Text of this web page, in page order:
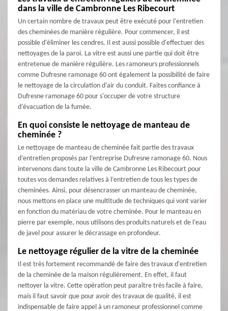
dans la ville de Cambronne Les Ribecourt
Un certain nombre de travaux peut être exécuté pour l'entretien
des cheminées de manière régulière. Pour commencer, il est
possible d'éliminer les cendres. Il est aussi possible d'effectuer des
nettoyages de la paroi. La vitre est aussi une partie qui doit être
entretenue de manière régulière. Les ramoneurs professionnels
comme Dufresne ramonage 60 ont également la possibilité de faire
le nettoyage de la circulation d'air du conduit. Faites confiance à
Dufresne ramonage 60 pour s'occuper de votre structure
d'évacuation de la fumée.
En quoi consiste le nettoyage de manteau de
cheminée ?
Le nettoyage de manteau de cheminée fait partie des travaux
d’entretien proposés par l’entreprise Dufresne ramonage 60. Nous
intervenons dans toute la ville de Cambronne Les Ribecourt pour
toutes vos demandes relatives à l’entretien de tous les types de
cheminées. Ainsi, pour désencrasser un manteau de cheminée,
nous mettons en place une multitude de techniques qui vont varier
en fonction du matériau de votre cheminée. Pour le manteau en
pierre par exemple, nous utilisons des produits naturels et de l’eau
de javel pour assurer le décrassage en profondeur.
Le nettoyage régulier de la vitre de la cheminée
Il est très fortement recommandé de faire des travaux d'entretien
de la cheminée de la maison régulièrement. En effet, il faut
nettoyer la vitre. Cette opération peut paraître très facile à faire,
mais il faut savoir que pour avoir des travaux de qualité, il est
indispensable de faire appel à un ramoneur professionnel comme